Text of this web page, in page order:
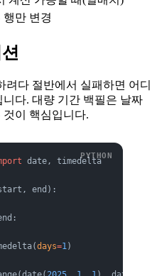
행만 변경
다 절반에서 실패하면 어디
다. 대량 기간 백필은 날짜
이 핵심입니다.
date, timedelta
end):
days=1)